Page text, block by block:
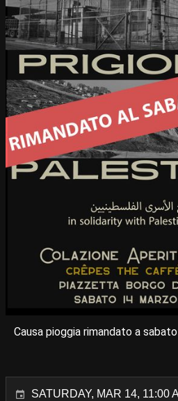
Causa pioggia rimandato a
SATURDAY, MAR 14, 11:00